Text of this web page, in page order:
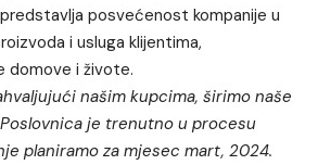
posvećenost kompanije u
i usluga klijentima,
domove i živote.
našim kupcima, širimo naše
je trenutno u procesu
planiramo za mjesec mart, 2024.